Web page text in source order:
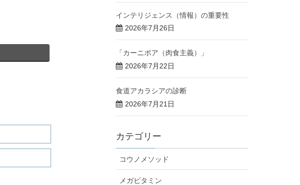
インテリジェンス（情報）の重要性
2026年7月26日
「カーニボア（肉食主義）」
2026年7月22日
食道アカラシアの診断
2026年7月21日
カテゴリー
コウノメソッド
メガビタミン